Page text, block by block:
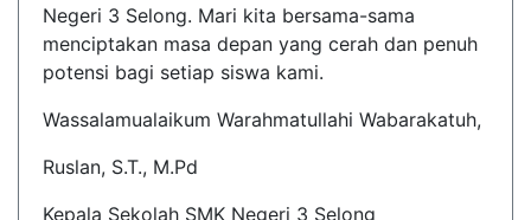
Negeri 3 Selong. Mari kita bersama-sama
menciptakan masa depan yang cerah dan penuh
potensi bagi setiap siswa kami.
Wassalamualaikum Warahmatullahi Wabarakatuh,
Ruslan, S.T., M.Pd
Kepala Sekolah SMK Negeri 3 Selong